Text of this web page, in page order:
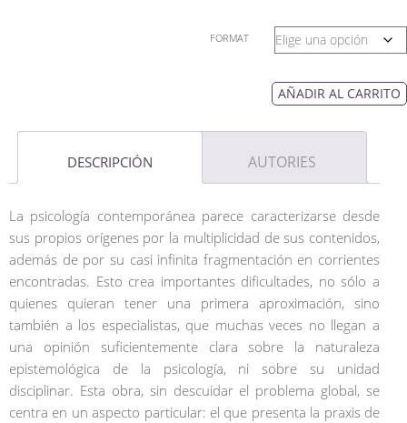
FORMAT
AÑADIR AL CARRITO
DESCRIPCIÓN AUTORIES
La psicología contemporánea parece caracterizarse desde
sus propios orígenes por la multiplicidad de sus contenidos,
además de por su casi infinita fragmentación en corrientes
encontradas. Esto crea importantes dificultades, no sólo a
quienes quieran tener una primera aproximación, sino
también a los especialistas, que muchas veces no llegan a
una opinión suficientemente clara sobre la naturaleza
epistemológica de la psicología, ni sobre su unidad
disciplinar. Esta obra, sin descuidar el problema global, se
centra en un aspecto particular: el que presenta la praxis de